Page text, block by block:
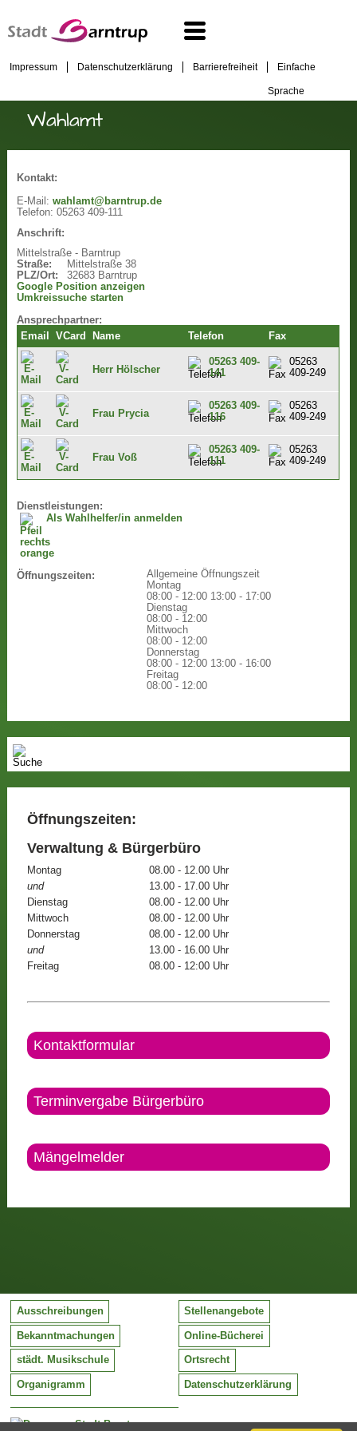
Impressum Datenschutzerklärung Barrierefreiheit Einfache
Sprache
Wahlamt
Kontakt:
E-Mail: wahlamt@barntrup.de
Telefon: 05263 409-111
Anschrift:
Mittelstraße - Barntrup
Straße:
Mittelstraße 38
PLZ/Ort:
32683 Barntrup
Google Position anzeigen
Umkreissuche starten
Ansprechpartner:
Email
VCard Name Telefon Fax
Herr Hölscher
05263 409-
141
05263
409-249
Frau Prycia
05263 409-
116
05263
409-249
Frau Voß
05263 409-
111
05263
409-249
Dienstleistungen:
Als Wahlhelfer/in anmelden
Öffnungszeiten:
Allgemeine Öffnungszeit
Montag
08:00 - 12:00 13:00 - 17:00
Dienstag
08:00 - 12:00
Mittwoch
08:00 - 12:00
Donnerstag
08:00 - 12:00 13:00 - 16:00
Freitag
08:00 - 12:00
Öffnungszeiten:
Verwaltung & Bürgerbüro
Montag
08.00 - 12.00 Uhr
und
13.00 - 17.00 Uhr
Dienstag
08.00 - 12.00 Uhr
Mittwoch
08.00 - 12.00 Uhr
Donnerstag
08.00 - 12.00 Uhr
und
13.00 - 16.00 Uhr
Freitag
08.00 - 12:00 Uhr
Kontaktformular
Terminvergabe Bürgerbüro
Mängelmelder
Stadt Barntrup
Ausschreibungen Stellenangebote
Bekanntmachungen Online-Bücherei
städt. Musikschule Ortsrecht
Organigramm Datenschutzerklärung